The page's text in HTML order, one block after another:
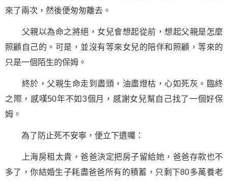
來了兩次，然後便匆匆離去。
父親以為命之將絕，女兒會想起從前，想起父親是怎麼
照顧自己的。可是，並沒有等來女兒的陪伴和照顧，等來的
只是一個陌生的保姆。
終於，父親生命走到盡頭，油盡燈枯，心如死灰。臨終
之際，感嘆50年不如3個月，感謝女兒幫自己找了一個好保
姆。
為了防止死不安寧，便立下遺囑：
上海房租太貴，爸爸決定把房子留給她，爸爸存款也不
多了，你結婚生子耗盡爸爸所有的積蓄，只剩下80多萬養老